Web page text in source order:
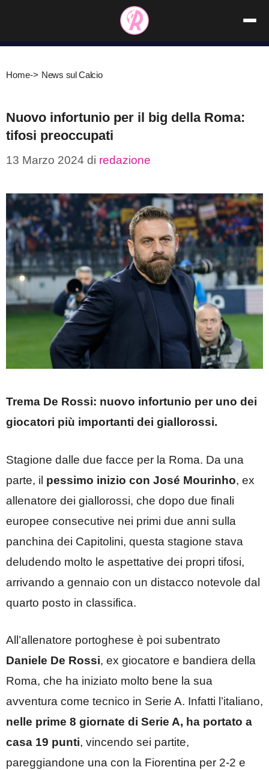
contenuto
Home-> News sul Calcio
Nuovo infortunio per il big della Roma:
tifosi preoccupati
13 Marzo 2024 di redazione
Trema De Rossi: nuovo infortunio per uno dei
giocatori più importanti dei giallorossi.
Stagione dalle due facce per la Roma. Da una
parte, il pessimo inizio con José Mourinho, ex
allenatore dei giallorossi, che dopo due finali
europee consecutive nei primi due anni sulla
panchina dei Capitolini, questa stagione stava
deludendo molto le aspettative dei propri tifosi,
arrivando a gennaio con un distacco notevole dal
quarto posto in classifica.
All’allenatore portoghese è poi subentrato
Daniele De Rossi, ex giocatore e bandiera della
Roma, che ha iniziato molto bene la sua
avventura come tecnico in Serie A. Infatti l’italiano,
nelle prime 8 giornate di Serie A, ha portato a
casa 19 punti, vincendo sei partite,
pareggiandone una con la Fiorentina per 2-2 e